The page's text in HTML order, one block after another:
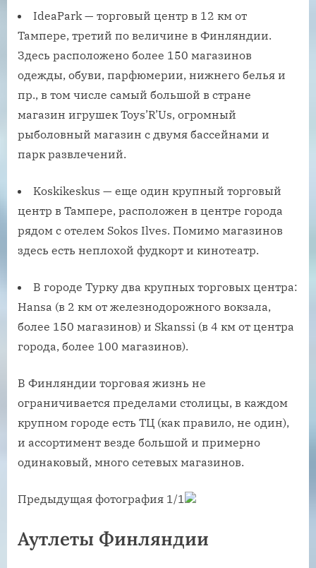
IdeaPark — торговый центр в 12 км от
Тампере, третий по величине в Финляндии.
Здесь расположено более 150 магазинов
одежды, обуви, парфюмерии, нижнего белья и
пр., в том числе самый большой в стране
магазин игрушек Toys’R’Us, огромный
рыболовный магазин с двумя бассейнами и
парк развлечений.
Koskikeskus — еще один крупный торговый
центр в Тампере, расположен в центре города
рядом с отелем Sokos Ilves. Помимо магазинов
здесь есть неплохой фудкорт и кинотеатр.
В городе Турку два крупных торговых центра:
Hansa (в 2 км от железнодорожного вокзала,
более 150 магазинов) и Skanssi (в 4 км от центра
города, более 100 магазинов).
В Финляндии торговая жизнь не
ограничивается пределами столицы, в каждом
крупном городе есть ТЦ (как правило, не один),
и ассортимент везде большой и примерно
одинаковый, много сетевых магазинов.
Предыдущая фотография 1/1
Аутлеты Финляндии